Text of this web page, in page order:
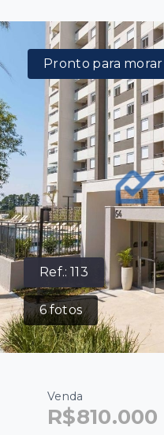
Ref.:113
6fotos
Pronto para morar
Venda
R$810.000